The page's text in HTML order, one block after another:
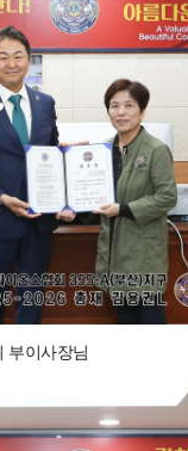
부이사장님